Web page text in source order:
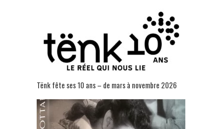
Tënk fête ses 10 ans – de mars à novembre 2026